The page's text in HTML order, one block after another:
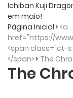
Ichiban Kuji
em maio!
Página Inicial <a
href="https://
<span class="ct-
</span> The
The